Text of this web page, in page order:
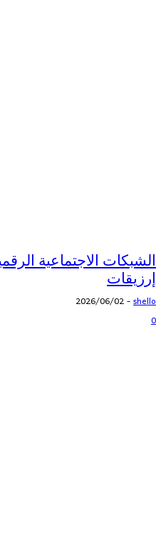
الشبكات الاجتماعية
إرزيقات
shello
-
2026/06/02
0